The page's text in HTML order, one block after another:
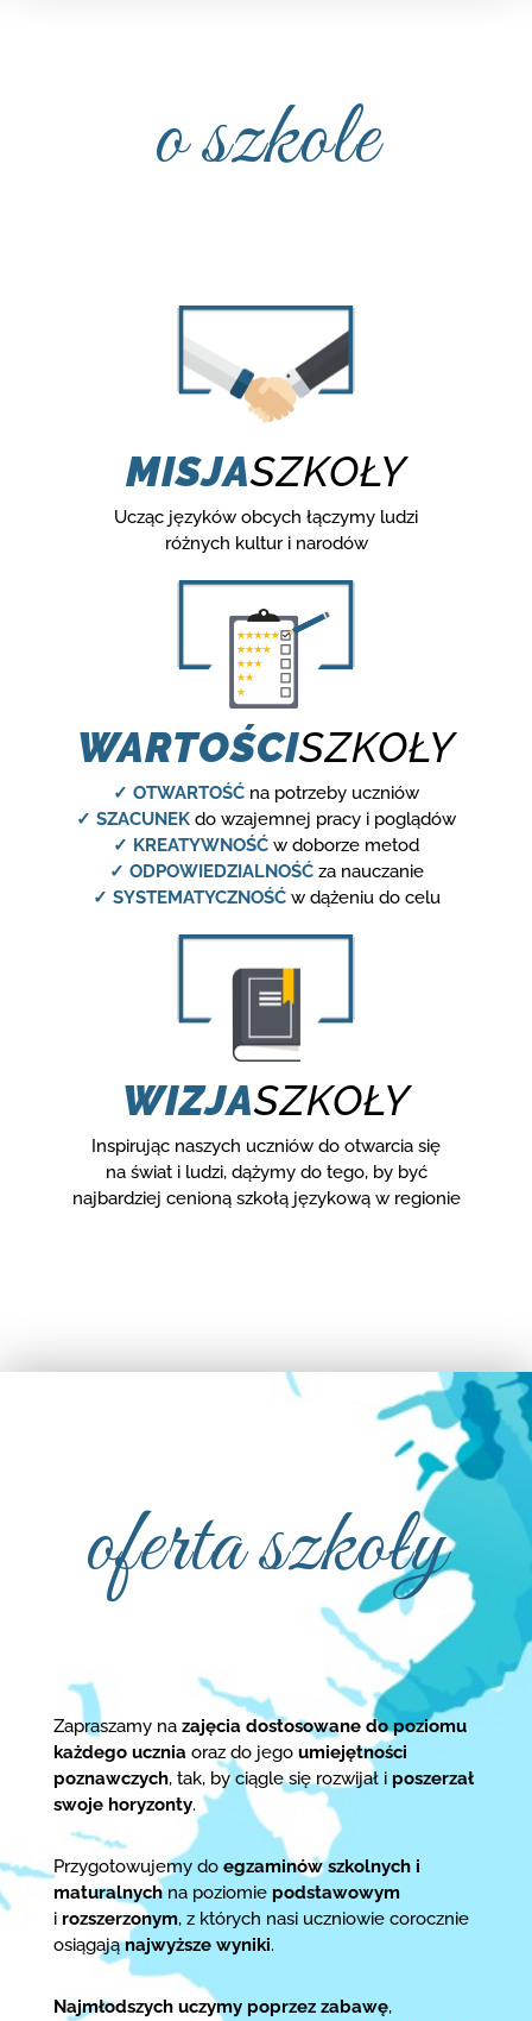
o szkole
MISJASZKOŁY
Ucząc języków obcych łączymy ludzi
różnych kultur i narodów
WARTOŚCISZKOŁY
✓ OTWARTOŚĆ na potrzeby uczniów
✓ SZACUNEK do wzajemnej pracy i poglądów
✓ KREATYWNOŚĆ w doborze metod
✓ ODPOWIEDZIALNOŚĆza nauczanie
✓ SYSTEMATYCZNOŚĆw dążeniu do celu
WIZJASZKOŁY
Inspirując naszych uczniów do otwarcia się
na świat i ludzi, dążymy do tego, by być
najbardziej cenioną szkołą językową w regionie
oferta szkoły
Zapraszamy nazajęcia dostosowane do poziomu
każdego ucznia oraz do jego umiejętności
poznawczych, tak, by ciągle się rozwijał i poszerzał
swoje horyzonty.
Przygotowujemy do egzaminów szkolnych i
maturalnychna poziomie podstawowym
i rozszerzonym, z których nasi uczniowie corocznie
osiągająnajwyższe wyniki.
Najmłodszych uczymy poprzez zabawę,